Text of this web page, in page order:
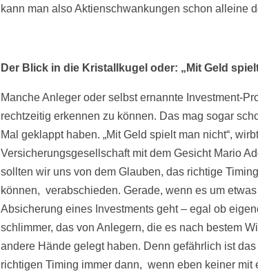
kann man also Aktienschwankungen schon alleine
Der Blick in die Kristallkugel oder: „Mit Geld
Manche Anleger oder selbst ernannte Investment-
rechtzeitig erkennen zu können. Das mag sogar
Mal geklappt haben. „Mit Geld spielt man nicht“,
Versicherungsgesellschaft mit dem Gesicht Mario
sollten wir uns von dem Glauben, das richtige
können, verabschieden. Gerade, wenn es um
Absicherung eines Investments geht – egal ob
schlimmer, das von Anlegern, die es nach bestem
andere Hände gelegt haben. Denn gefährlich ist
richtigen Timing immer dann, wenn eben keiner mit